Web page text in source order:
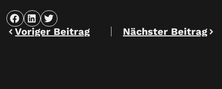
Voriger Beitrag Nächster Beitrag